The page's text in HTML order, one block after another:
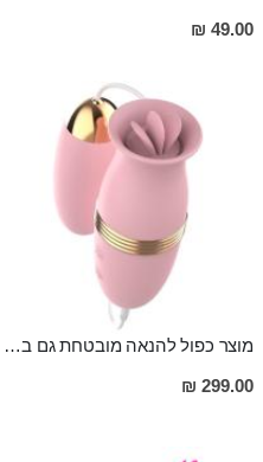
49.00 ₪
מוצר כפול להנאה מובטחת גם ביצת רטט חזקה מסיליקון רפואי וגם ויברטור לשון לגירוי עדין וממוקד של הדגדגן LILO
299.00 ₪